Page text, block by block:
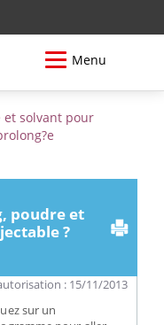
Menu
et solvant pour
poudre et
?
: 15/11/2013
sur un